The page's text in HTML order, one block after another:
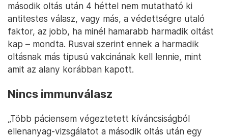
második oltás után 4 héttel nem mutatható ki
antitestes válasz, vagy más, a védettségre utaló
faktor, az jobb, ha minél hamarabb harmadik oltást
kap – mondta. Rusvai szerint ennek a harmadik
oltásnak más típusú vakcinának kell lennie, mint
amit az alany korábban kapott.
Nincs immunválasz
„Több páciensem végeztetett kíváncsiságból
ellenanyag-vizsgálatot a második oltás után egy